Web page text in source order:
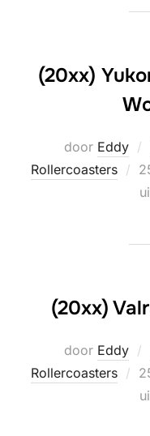
(20xx)
door Eddy
Rollercoasters
(20xx)
door Eddy
Rollercoasters